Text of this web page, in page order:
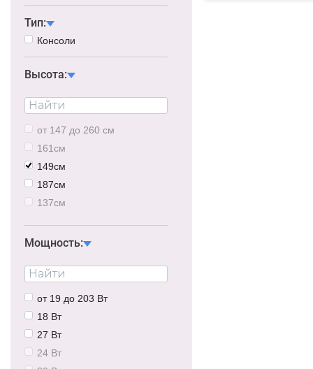
Тип:
Консоли
Высота:
от 147 до 260 см
161см
149см
187см
137см
190см
Мощность:
от 19 до 203 Вт
18 Вт
27 Вт
24 Вт